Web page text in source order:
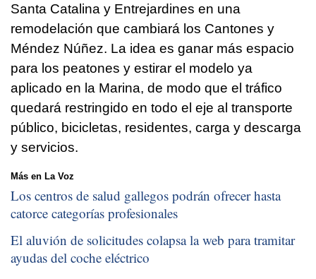
Santa Catalina y Entrejardines en una
remodelación que cambiará los Cantones y
Méndez Núñez. La idea es ganar más espacio
para los peatones y estirar el modelo ya
aplicado en la Marina, de modo que el tráfico
quedará restringido en todo el eje al transporte
público, bicicletas, residentes, carga y descarga
y servicios.
Más en La Voz
Los centros de salud gallegos podrán ofrecer hasta
catorce categorías profesionales
El aluvión de solicitudes colapsa la web para tramitar
ayudas del coche eléctrico